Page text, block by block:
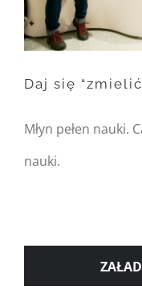
array
/home/
content/
Daj się
Daj się
Młyn pełen nauki.
nauki.